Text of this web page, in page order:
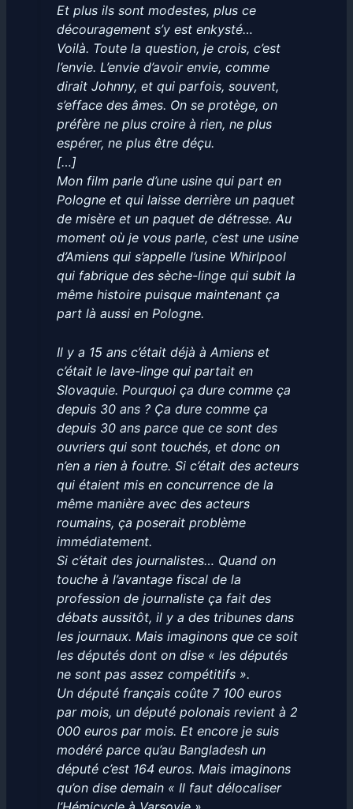
Et plus ils sont modestes, plus ce
découragement s’y est enkysté…
Voilà. Toute la question, je crois, c’est
l’envie. L’envie d’avoir envie, comme
dirait Johnny, et qui parfois, souvent,
s’efface des âmes. On se protège, on
préfère ne plus croire à rien, ne plus
espérer, ne plus être déçu.
[…]
Mon film parle d’une usine qui part en
Pologne et qui laisse derrière un paquet
de misère et un paquet de détresse. Au
moment où je vous parle, c’est une usine
d’Amiens qui s’appelle l’usine Whirlpool
qui fabrique des sèche-linge qui subit la
même histoire puisque maintenant ça
part là aussi en Pologne.
Il y a 15 ans c’était déjà à Amiens et
c’était le lave-linge qui partait en
Slovaquie. Pourquoi ça dure comme ça
depuis 30 ans ? Ça dure comme ça
depuis 30 ans parce que ce sont des
ouvriers qui sont touchés, et donc on
n’en a rien à foutre. Si c’était des acteurs
qui étaient mis en concurrence de la
même manière avec des acteurs
roumains, ça poserait problème
immédiatement.
Si c’était des journalistes… Quand on
touche à l’avantage fiscal de la
profession de journaliste ça fait des
débats aussitôt, il y a des tribunes dans
les journaux. Mais imaginons que ce soit
les députés dont on dise « les députés
ne sont pas assez compétitifs ».
Un député français coûte 7 100 euros
par mois, un député polonais revient à 2
000 euros par mois. Et encore je suis
modéré parce qu’au Bangladesh un
député c’est 164 euros. Mais imaginons
qu’on dise demain « Il faut délocaliser